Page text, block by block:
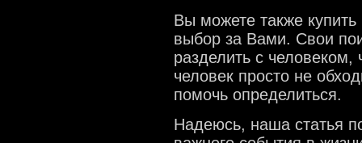
Вы можете также купить
выбор за Вами. Свои
разделить с
человек просто не
помочь определиться.
Надеюсь, наша статья